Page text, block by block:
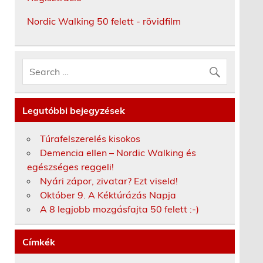
Nordic Walking 50 felett - rövidfilm
Legutóbbi bejegyzések
Túrafelszerelés kisokos
Demencia ellen – Nordic Walking és
egészséges reggeli!
Nyári zápor, zivatar? Ezt viseld!
Október 9. A Kéktúrázás Napja
A 8 legjobb mozgásfajta 50 felett :-)
Címkék